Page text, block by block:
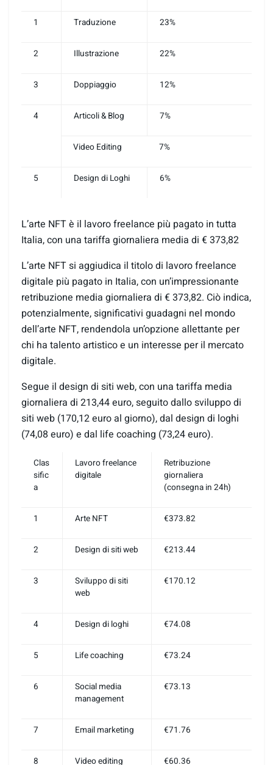
1 Traduzione 23%
2 Illustrazione 22%
3 Doppiaggio 12%
4 Articoli & Blog 7%
Video Editing 7%
5 Design di Loghi 6%
L’arte NFT è il lavoro freelance più pagato in tutta
Italia, con una tariffa giornaliera media di € 373,82
L’arte NFT si aggiudica il titolo di lavoro freelance
digitale più pagato in Italia, con un’impressionante
retribuzione media giornaliera di € 373,82. Ciò indica,
potenzialmente, significativi guadagni nel mondo
dell’arte NFT, rendendola un’opzione allettante per
chi ha talento artistico e un interesse per il mercato
digitale.
Segue il design di siti web, con una tariffa media
giornaliera di 213,44 euro, seguito dallo sviluppo di
siti web (170,12 euro al giorno), dal design di loghi
(74,08 euro) e dal life coaching (73,24 euro).
Clas
sific
a
Lavoro freelance
digitale
Retribuzione
giornaliera
(consegna in 24h)
1 Arte NFT €373.82
2 Design di siti web €213.44
3
Sviluppo di siti
web
€170.12
4 Design di loghi €74.08
5 Life coaching €73.24
6
Social media
management
€73.13
7 Email marketing €71.76
8 Video editing €60.36